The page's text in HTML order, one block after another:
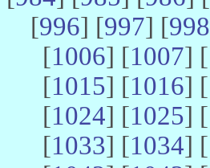
[996] [997] [998
[1006] [1007] [
[1015] [1016] [
[1024] [1025] [
[1033] [1034] [